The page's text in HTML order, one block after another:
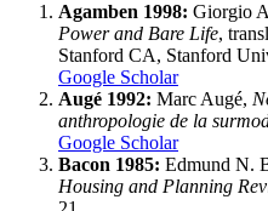
Agamben 1998: Giorgio
Power and Bare Life,
Stanford CA, Stanford
Google Scholar
Augé 1992: Marc Augé,
anthropologie de la
Google Scholar
Bacon 1985: Edmund N.
Housing and Planning